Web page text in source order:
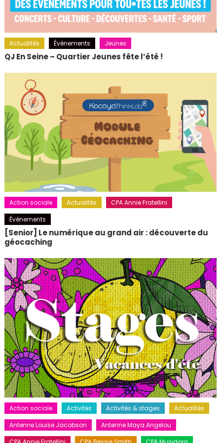
Actualités Événements Jeunes
QJ En Seine – Quartier Jeunes fête l’été !
Action sociale Actualités
CPA Annie Fratellini
Événements
[Senior] Le numérique au grand air : découverte du
géocaching
Action sociale Activités Activités & stages
Actualités
Antenne Louise Jacobson
Antenne Maya Angelou